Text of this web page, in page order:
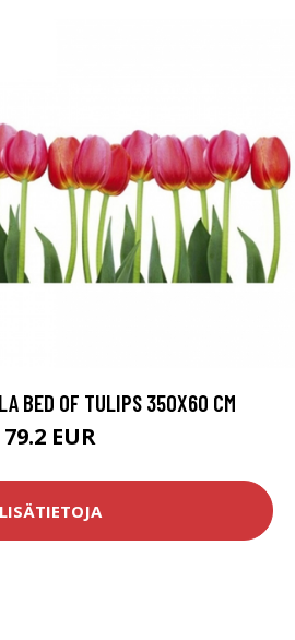
BED OF TULIPS 350X60 CM
79.2 EUR
LISÄTIETOJA